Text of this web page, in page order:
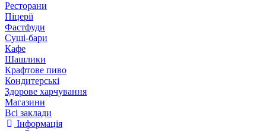
Ресторани
Піцерії
Фастфуди
Суші-бари
Кафе
Шашлики
Крафтове пиво
Кондитерські
Здорове харчування
Магазини
Всі заклади
Інформація